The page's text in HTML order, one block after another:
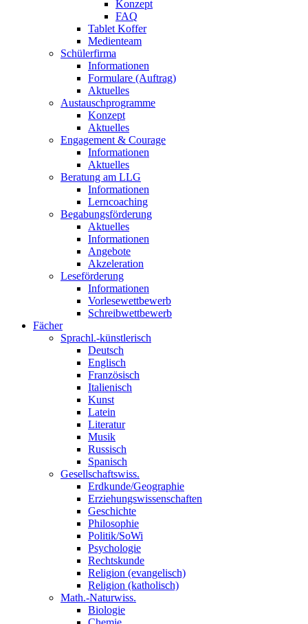
Konzept
FAQ
Tablet Koffer
Medienteam
Schülerfirma
Informationen
Formulare (Auftrag)
Aktuelles
Austauschprogramme
Konzept
Aktuelles
Engagement & Courage
Informationen
Aktuelles
Beratung am LLG
Informationen
Lerncoaching
Begabungsförderung
Aktuelles
Informationen
Angebote
Akzeleration
Leseförderung
Informationen
Vorlesewettbewerb
Schreibwettbewerb
Fächer
Sprachl.-künstlerisch
Deutsch
Englisch
Französisch
Italienisch
Kunst
Latein
Literatur
Musik
Russisch
Spanisch
Gesellschaftswiss.
Erdkunde/Geographie
Erziehungswissenschaften
Geschichte
Philosophie
Politik/SoWi
Psychologie
Rechtskunde
Religion (evangelisch)
Religion (katholisch)
Math.-Naturwiss.
Biologie